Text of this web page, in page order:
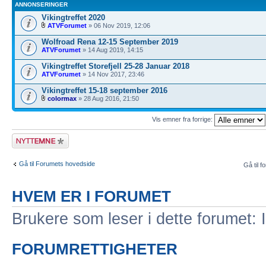
ANNONSERINGER
Vikingtreffet 2020
ATVForumet » 06 Nov 2019, 12:06
Wolfroad Rena 12-15 September 2019
ATVForumet » 14 Aug 2019, 14:15
Vikingtreffet Storefjell 25-28 Januar 2018
ATVForumet » 14 Nov 2017, 23:46
Vikingtreffet 15-18 september 2016
colormax » 28 Aug 2016, 21:50
Vis emner fra forrige:
Legg inn et nytt
emne
Gå til Forumets hovedside Gå til
HVEM ER I FORUMET
Brukere som leser i dette
FORUMRETTIGHETER